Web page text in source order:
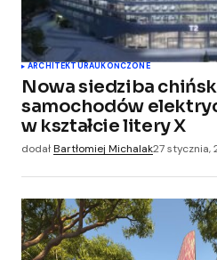
ARCHITEKTURAUKOŃCZONE
Nowa siedziba
samochodów
w kształcie litery X
dodałBartłomiej Michalak27 stycznia,